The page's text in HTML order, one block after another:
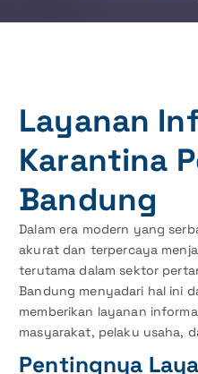
Layanan
Karantina
Bandung
Dalam era modern yang
akurat dan terpercaya
terutama dalam sektor
Bandung menyadari hal ini
memberikan layanan
masyarakat, pelaku usaha,
Pentingnya